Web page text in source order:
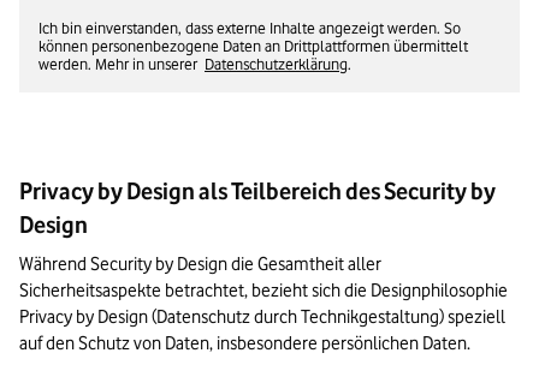
Ich bin einverstanden, dass externe Inhalte angezeigt werden. So
können personenbezogene Daten an Drittplattformen übermittelt
werden. Mehr in unserer Datenschutzerklärung.
Privacy by Design als Teilbereich des Security by
Design
Während Security by Design die Gesamtheit aller
Sicherheitsaspekte betrachtet, bezieht sich die Designphilosophie
Privacy by Design (Datenschutz durch Technikgestaltung) speziell
auf den Schutz von Daten, insbesondere persönlichen Daten.